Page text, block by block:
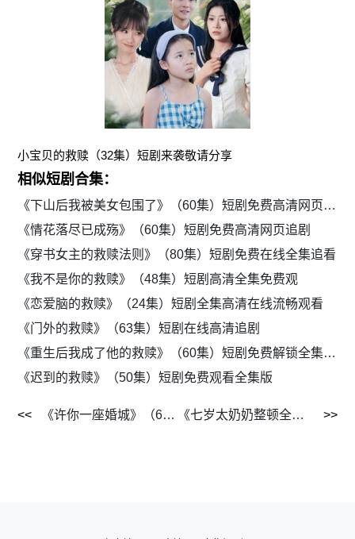
小宝贝的救赎（32集）短剧来袭敬请分享
相似短剧合集：
《下山后我被美女包围了》（60集）短剧免费高清网页追剧
《情花落尽已成殇》（60集）短剧免费高清网页追剧
《穿书女主的救赎法则》（80集）短剧免费在线全集追看
《我不是你的救赎》（48集）短剧高清全集免费观
《恋爱脑的救赎》（24集）短剧全集高清在线流畅观看
《门外的救赎》（63集）短剧在线高清追剧
《重生后我成了他的救赎》（60集）短剧免费解锁全集畅看
《迟到的救赎》（50集）短剧免费观看全集版
《许你一座婚城》（69集）短剧免费完整版观看 《七岁太奶奶整顿全家》（71集）短剧免费解锁全集看